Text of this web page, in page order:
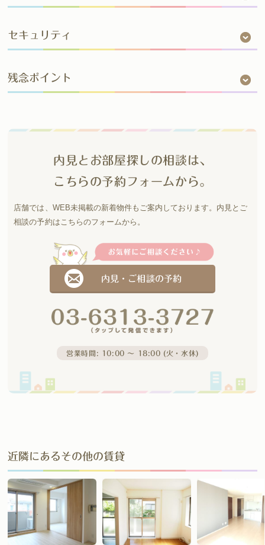
セキュリティ
残念ポイント
内見とお部屋探しの相談は、
こちらの予約フォームから。
店舗では、WEB未掲載の新着物件もご案内しております。 内見とご
相談の予約はこちらのフォームから。
内見・ご相談の予約
営業時間: 10:00 〜 18:00 (火・水休)
近隣にあるその他の賃貸